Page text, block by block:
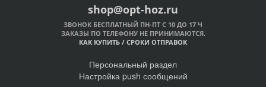
shop@opt-hoz.ru
ЗВОНОК БЕСПЛАТНЫЙ ПН-ПТ С 10 ДО 17 Ч
ЗАКАЗЫ ПО ТЕЛЕФОНУ НЕ ПРИНИМАЮТСЯ.
КАК КУПИТЬ / СРОКИ ОТПРАВОК
Персональный раздел
Настройка push сообщений